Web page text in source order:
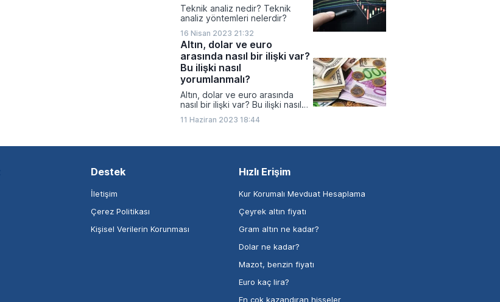
Teknik analiz nedir? Teknik
analiz yöntemleri nelerdir?
16 Nisan 2023 21:32
Altın, dolar ve euro
arasında nasıl bir ilişki var?
Bu ilişki nasıl
yorumlanmalı?
Altın, dolar ve euro arasında
nasıl bir ilişki var? Bu ilişki nasıl
11 Haziran 2023 18:44
Destek
İletişim
Çerez Politikası
Kişisel Verilerin Korunması
Hızlı Erişim
Kur Korumalı Mevduat Hesaplama
Çeyrek altın fiyatı
Gram altın ne kadar?
Dolar ne kadar?
Mazot, benzin fiyatı
Euro kaç lira?
En çok kazandıran hisseler